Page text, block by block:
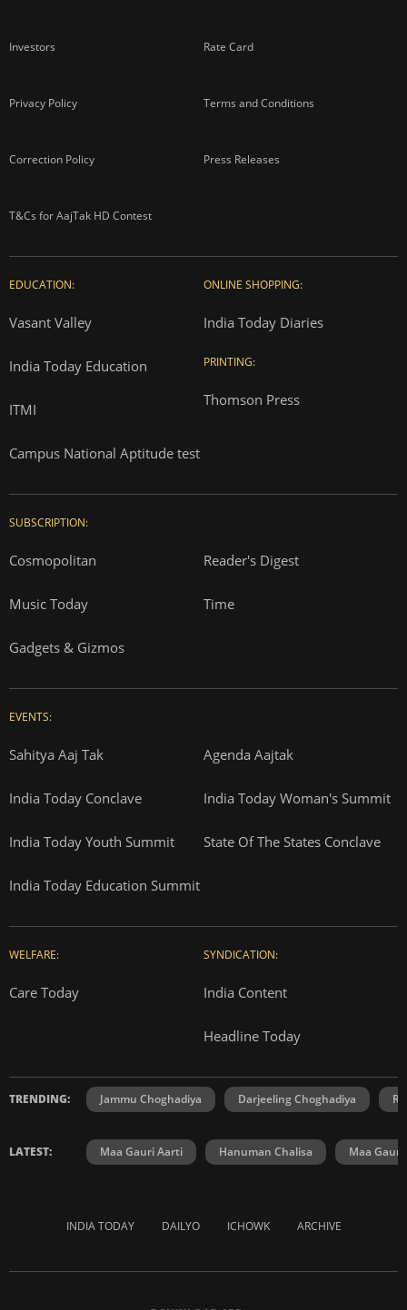
Investors Rate Card
Privacy Policy Terms and Conditions
Correction Policy Press Releases
T&Cs for AajTak HD Contest
EDUCATION:
Vasant Valley
India Today Education
ITMI
Campus National Aptitude test
ONLINE SHOPPING:
India Today Diaries
PRINTING:
Thomson Press
SUBSCRIPTION:
Cosmopolitan Reader's Digest
Music Today Time
Gadgets & Gizmos
EVENTS:
Sahitya Aaj Tak Agenda Aajtak
India Today Conclave India Today Woman's Summit
India Today Youth Summit State Of The States Conclave
India Today Education Summit
WELFARE:
Care Today
SYNDICATION:
India Content
Headline Today
TRENDING: Jammu Choghadiya Darjeeling Choghadiya
LATEST: Maa Gauri Aarti Hanuman Chalisa Maa Gauri
INDIA TODAY DAILYO ICHOWK ARCHIVE